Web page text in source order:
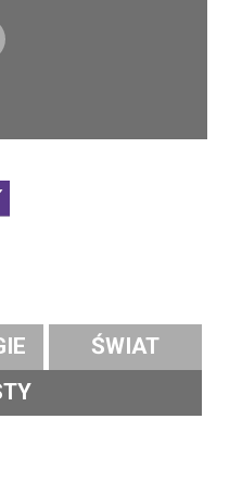
ŚWIAT